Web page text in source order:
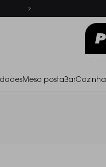
Mesa postaBarCozinha